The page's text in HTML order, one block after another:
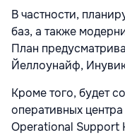
В частности,
баз, а также
План
Йеллоунайф,
Кроме того, будет
оперативных
Operational Support